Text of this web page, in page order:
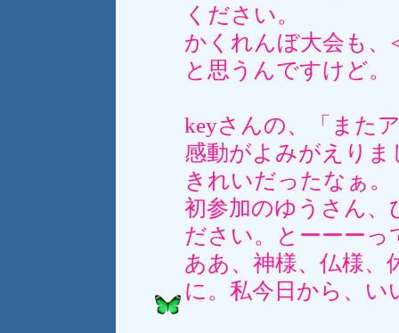
ください。
かくれんぼ大会も
と思うんですけど。
keyさんの、「また
感動がよみがえりま
きれいだったなぁ。
初参加のゆうさん
ださい。とーーー
ああ、神様、仏様
に。私今日から、